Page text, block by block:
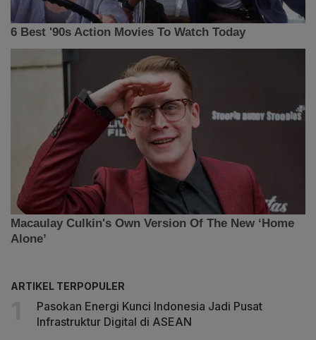
ARTIKEL TERPOPULER
Pasokan Energi Kunci Indonesia Jadi Pusat
Infrastruktur Digital di ASEAN